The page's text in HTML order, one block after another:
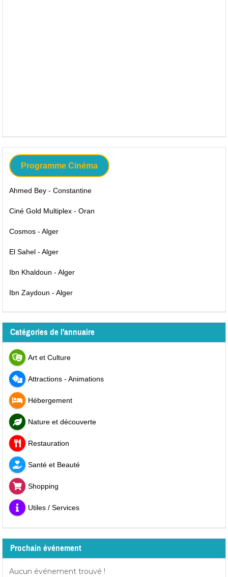
Programme Cinéma
Ahmed Bey - Constantine
Ciné Gold Multiplex - Oran
Cosmos - Alger
El Sahel - Alger
Ibn Khaldoun - Alger
Ibn Zaydoun - Alger
Catégories de l'annuaire
Art et Culture
Attractions - Animations
Hébergement
Nature et découverte
Restauration
Santé et Beauté
Shopping
Utiles / Services
Prochain événement
Aucun événement trouvé !